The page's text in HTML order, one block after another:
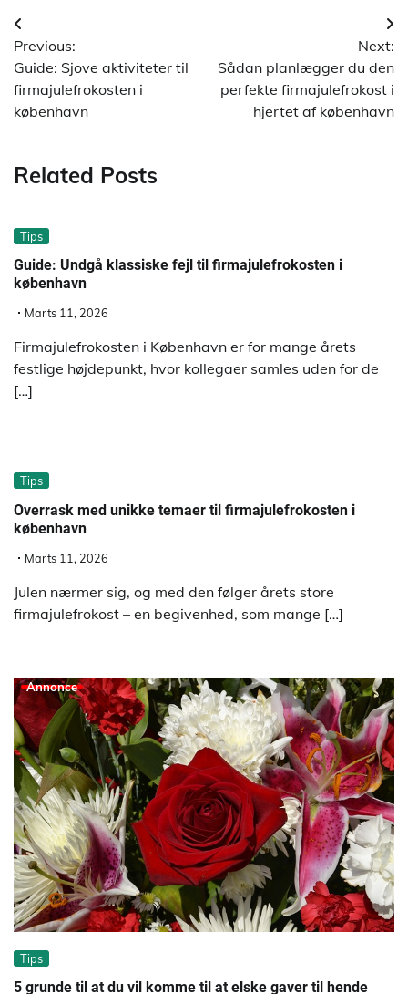
Indlægsnavigation
Previous:
Guide: Sjove aktiviteter til
firmajulefrokosten i
københavn
Next:
Sådan planlægger du den
perfekte firmajulefrokost i
hjertet af københavn
Related Posts
Tips
Guide: Undgå klassiske fejl til firmajulefrokosten i
københavn
Marts 11, 2026
Firmajulefrokosten i København er for mange årets
festlige højdepunkt, hvor kollegaer samles uden for de
[…]
Tips
Overrask med unikke temaer til firmajulefrokosten i
københavn
Marts 11, 2026
Julen nærmer sig, og med den følger årets store
firmajulefrokost – en begivenhed, som mange […]
Annonce
Tips
5 grunde til at du vil komme til at elske gaver til hende